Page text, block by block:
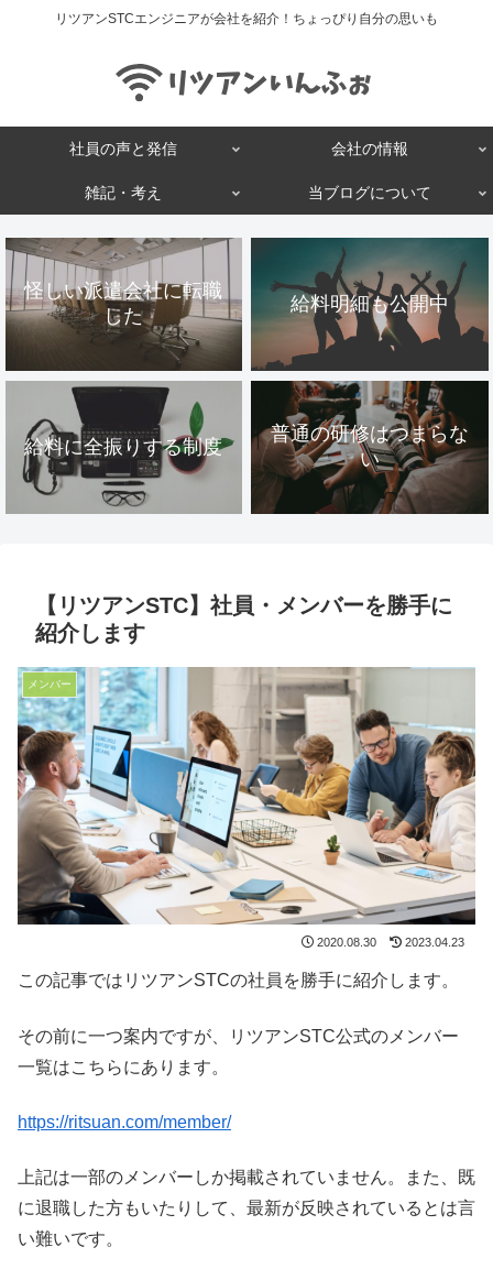
リツアンSTCエンジニアが会社を紹介！ちょっぴり自分の思いも
社員の声と発信 会社の情報
雑記・考え 当ブログについて
怪しい派遣会社に転職
した
給料明細も公開中
給料に全振りする制度
普通の研修はつまらな
い
【リツアンSTC】社員・メンバーを勝手に
紹介します
メンバー
2020.08.30 2023.04.23
この記事ではリツアンSTCの社員を勝手に紹介します。
その前に一つ案内ですが、リツアンSTC公式のメンバー
一覧はこちらにあります。
https://ritsuan.com/member/
上記は一部のメンバーしか掲載されていません。また、既
に退職した方もいたりして、最新が反映されているとは言
い難いです。